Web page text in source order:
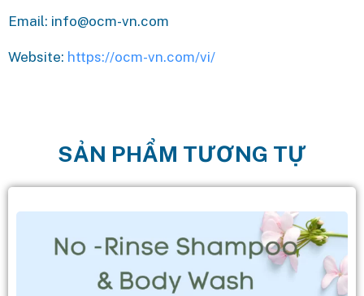
Email: info@ocm-vn.com
Website: https://ocm-vn.com/vi/
SẢN PHẨM TƯƠNG TỰ